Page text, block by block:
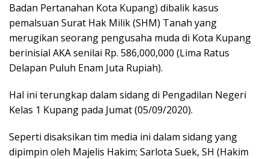
Badan Pertanahan Kota Kupang) dibalik kasus
pemalsuan Surat Hak Milik (SHM) Tanah yang
merugikan seorang pengusaha muda di Kota Kupang
berinisial AKA senilai Rp. 586,000,000 (Lima Ratus
Delapan Puluh Enam Juta Rupiah).
Hal ini terungkap dalam sidang di Pengadilan Negeri
Kelas 1 Kupang pada Jumat (05/09/2020).
Seperti disaksikan tim media ini dalam sidang yang
dipimpin oleh Majelis Hakim; Sarlota Suek, SH (Hakim